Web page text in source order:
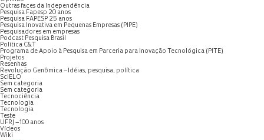
Outras faces da Independência
Pesquisa Fapesp 20 anos
Pesquisa FAPESP 25 anos
Pesquisa Inovativa em Pequenas Empresas (PIPE)
Pesquisadores em empresas
Podcast Pesquisa Brasil
Política C&T
Programa de Apoio à Pesquisa em Parceria para Inovação Tecnológica (PITE)
Projetos
Resenhas
Revolução Genômica – Idéias, pesquisa, política
SciELO
Sem categoria
Sem categoria
Tecnociência
Tecnologia
Tecnologia
Teste
UFRJ – 100 anos
Vídeos
Wiki